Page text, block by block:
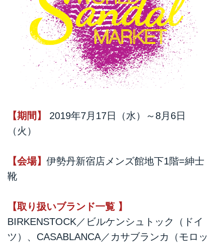
【期間】 2019年7月17日（水）～8月6日
（火）
【会場】 伊勢丹新宿店メンズ館地下1階=紳士
靴
【取り扱いブランド一覧 】
BIRKENSTOCK／ビルケンシュトック（ドイ
ツ）、CASABLANCA／カサブランカ（モロッ